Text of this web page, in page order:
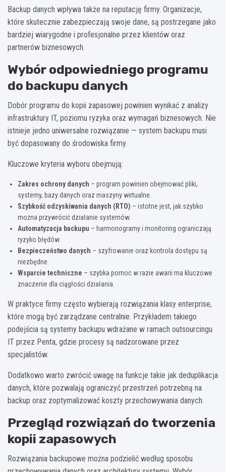
Backup danych wpływa także na reputację firmy. Organizacje,
które skutecznie zabezpieczają swoje dane, są postrzegane jako
bardziej wiarygodne i profesjonalne przez klientów oraz
partnerów biznesowych.
Wybór odpowiedniego programu
do backupu danych
Dobór programu do kopii zapasowej powinien wynikać z analizy
infrastruktury IT, poziomu ryzyka oraz wymagań biznesowych. Nie
istnieje jedno uniwersalne rozwiązanie — system backupu musi
być dopasowany do środowiska firmy.
Kluczowe kryteria wyboru obejmują:
Zakres ochrony danych – program powinien obejmować pliki,
systemy, bazy danych oraz maszyny wirtualne.
Szybkość odzyskiwania danych (RTO) – istotne jest, jak szybko
można przywrócić działanie systemów.
Automatyzacja backupu – harmonogramy i monitoring ograniczają
ryzyko błędów.
Bezpieczeństwo danych – szyfrowanie oraz kontrola dostępu są
niezbędne.
Wsparcie techniczne – szybka pomoc w razie awarii ma kluczowe
znaczenie dla ciągłości działania.
W praktyce firmy często wybierają rozwiązania klasy enterprise,
które mogą być zarządzane centralnie. Przykładem takiego
podejścia są systemy backupu wdrażane w ramach outsourcingu
IT przez Penta, gdzie procesy są nadzorowane przez
specjalistów.
Dodatkowo warto zwrócić uwagę na funkcje takie jak deduplikacja
danych, które pozwalają ograniczyć przestrzeń potrzebną na
backup oraz zoptymalizować koszty przechowywania danych.
Przegląd rozwiązań do tworzenia
kopii zapasowych
Rozwiązania backupowe można podzielić według sposobu